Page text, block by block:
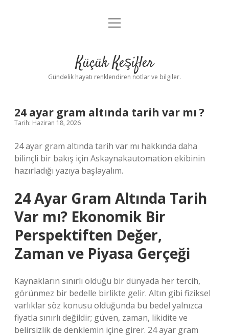
Anasayfa
Yasal Uyarı
menüyü
Küçük Keşifler
Gündelik hayatı renklendiren notlar ve bilgiler.
24 ayar gram altında tarih var mı ?
Tarih: Haziran 18, 2026
24 ayar gram altında tarih var mı hakkında daha
bilinçli bir bakış için Askaynakautomation ekibinin
hazırladığı yazıya başlayalım.
24 Ayar Gram Altında Tarih
Var mı? Ekonomik Bir
Perspektiften Değer,
Zaman ve Piyasa Gerçeği
Kaynakların sınırlı olduğu bir dünyada her tercih,
görünmez bir bedelle birlikte gelir. Altın gibi fiziksel
varlıklar söz konusu olduğunda bu bedel yalnızca
fiyatla sınırlı değildir; güven, zaman, likidite ve
belirsizlik de denklemin içine girer. 24 ayar gram